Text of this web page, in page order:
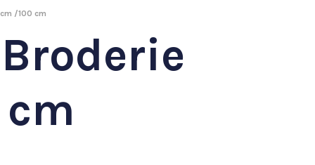
/100 cm